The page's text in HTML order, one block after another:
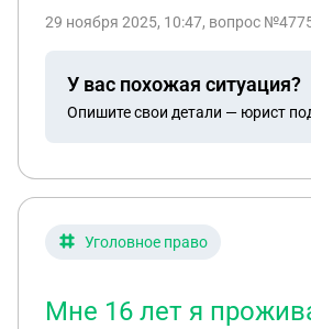
29 ноября 2025, 10:47, вопрос
У вас похожая ситуация?
Опишите свои детали — юрист
Уголовное право
Мне 16 лет я